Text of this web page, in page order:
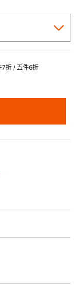
折 / 五件6折
度高達260℃。
清洗方便。